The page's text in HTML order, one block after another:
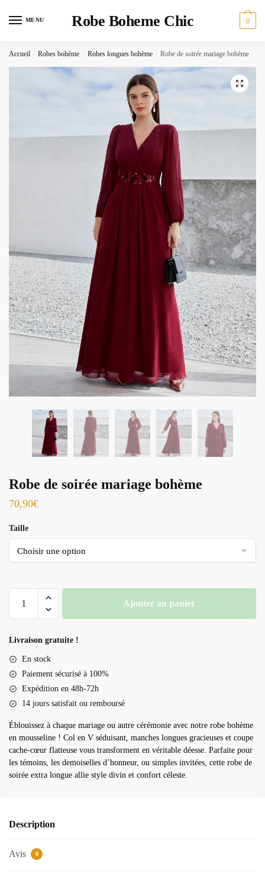
MENU Robe Boheme Chic 0
Accueil / Robes bohème / Robes longues bohème / Robe de soirée mariage bohème
Robe de soirée mariage bohème
70,90€
Taille
de
mariage
bohème
Ajouter au panier
Livraison gratuite !
En stock
Paiement sécurisé à 100%
Expédition en 48h-72h
14 jours satisfait ou remboursé
Éblouissez à chaque mariage ou autre cérémonie avec notre robe bohème
en mousseline ! Col en V séduisant, manches longues gracieuses et coupe
cache-cœur flatteuse vous transforment en véritable déesse. Parfaite pour
les témoins, les demoiselles d’honneur, ou simples invitées, cette robe de
soirée extra longue allie style divin et confort céleste.
Description
Avis 0